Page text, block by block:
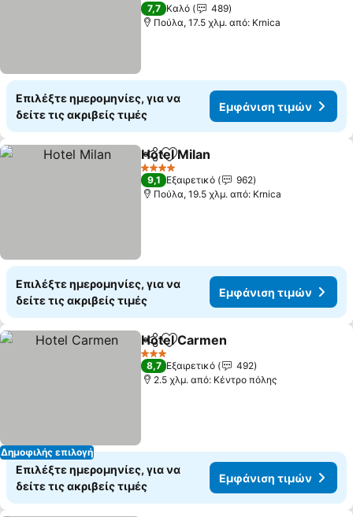
7,7 Καλό
489
Πούλα, 17.5 χλμ. από: Krnica
Επιλέξτε ημερομηνίες, για να
δείτε τις ακριβείς τιμές
Εμφάνιση τιμών
Κοινοποίηση
Προσθήκη στα αγαπημένα
Hotel Milan
4 Αστέρια
9,1 Εξαιρετικό
962
Πούλα, 19.5 χλμ. από: Krnica
Επιλέξτε ημερομηνίες, για να
δείτε τις ακριβείς τιμές
Εμφάνιση τιμών
Δημοφιλής επιλογή
Κοινοποίηση
Προσθήκη στα αγαπημένα
Hotel Carmen
3 Αστέρια
8,7 Εξαιρετικό
492
2.5 χλμ. από: Κέντρο πόλης
Επιλέξτε ημερομηνίες, για να
δείτε τις ακριβείς τιμές
Εμφάνιση τιμών